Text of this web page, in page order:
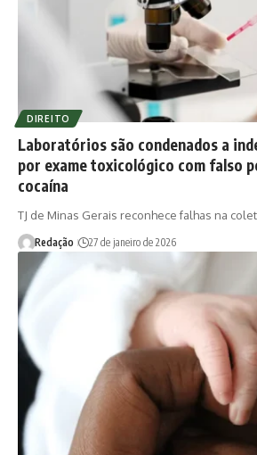
DIREITO
Laboratórios são condenados a
por exame toxicológico com falso
cocaína
TJ de Minas Gerais reconhece falhas na
Redação 27 de janeiro de 2026